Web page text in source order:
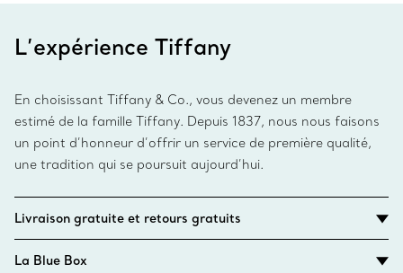
L’expérience Tiffany
En choisissant Tiffany & Co., vous devenez un membre
estimé de la famille Tiffany. Depuis 1837, nous nous faisons
un point d’honneur d’offrir un service de première qualité,
une tradition qui se poursuit aujourd’hui.
Livraison gratuite et retours gratuits
La Blue Box